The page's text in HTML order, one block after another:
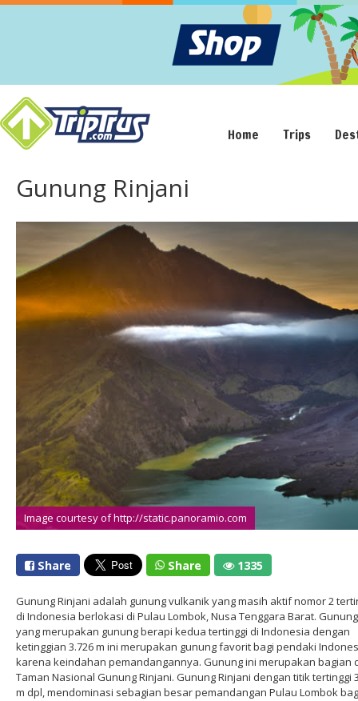
Home Trips
Gunung Rinjani
Image courtesy of http://static.panoramio.com
Share Share 1335
Gunung Rinjani adalah gunung vulkanik yang masih aktif nomor 2
di Indonesia berlokasi di Pulau Lombok, Nusa Tenggara Barat. Gunung
yang merupakan gunung berapi kedua tertinggi di Indonesia dengan
ketinggian 3.726 m ini merupakan gunung favorit bagi pendaki
karena keindahan pemandangannya. Gunung ini merupakan bagian
Taman Nasional Gunung Rinjani. Gunung Rinjani dengan titik tertinggi
m dpl, mendominasi sebagian besar pemandangan Pulau Lombok